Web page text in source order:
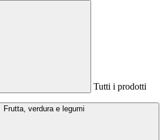
Tutti i prodotti
Frutta, verdura e legumi